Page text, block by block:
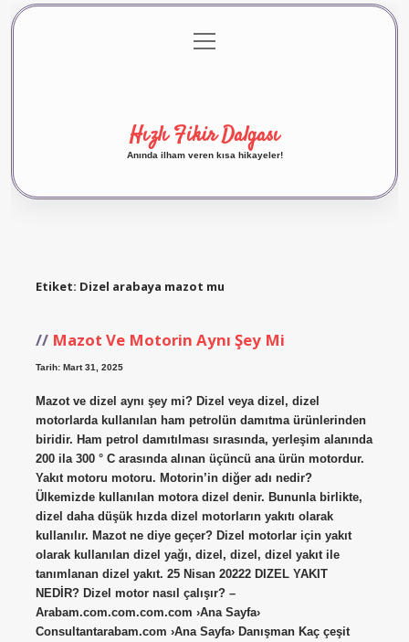
Gizlilik Politikası
menüyü
aç
Hızlı Fikir Dalgası
Anında ilham veren kısa hikayeler!
Etiket: Dizel arabaya mazot mu
Mazot Ve Motorin Aynı Şey Mi
Tarih: Mart 31, 2025
Mazot ve dizel aynı şey mi? Dizel veya dizel, dizel
motorlarda kullanılan ham petrolün damıtma ürünlerinden
biridir. Ham petrol damıtılması sırasında, yerleşim alanında
200 ila 300 ° C arasında alınan üçüncü ana ürün motordur.
Yakıt motoru motoru. Motorin’in diğer adı nedir?
Ülkemizde kullanılan motora dizel denir. Bununla birlikte,
dizel daha düşük hızda dizel motorların yakıtı olarak
kullanılır. Mazot ne diye geçer? Dizel motorlar için yakıt
olarak kullanılan dizel yağı, dizel, dizel, dizel yakıt ile
tanımlanan dizel yakıt. 25 Nisan 20222 DIZEL YAKIT
NEDİR? Dizel motor nasıl çalışır? –
Arabam.com.com.com.com ›Ana Sayfa›
Consultantarabam.com ›Ana Sayfa› Danışman Kaç çeşit